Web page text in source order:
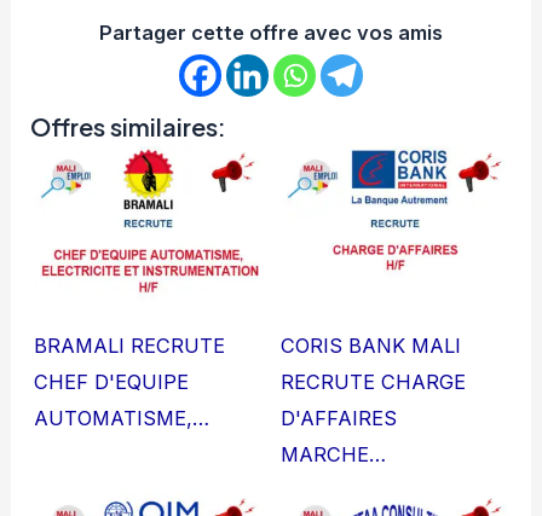
Partager cette offre avec vos amis
Offres similaires:
BRAMALI RECRUTE
CHEF D'EQUIPE
AUTOMATISME,…
CORIS BANK MALI
RECRUTE CHARGE
D'AFFAIRES
MARCHE…